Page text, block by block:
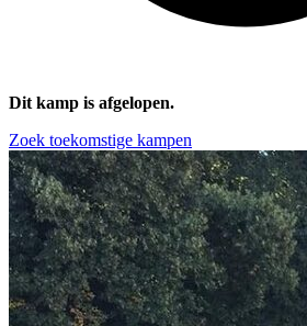
Dit kamp is afgelopen.
Zoek toekomstige kampen